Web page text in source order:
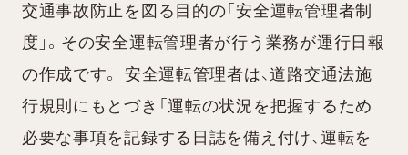
交通事故防止を図る目的の「安全運転管理者制
度」。その安全運転管理者が行う業務が運行日報
の作成です。 安全運転管理者は、道路交通法施
行規則にもとづき「運転の状況を把握するため
必要な事項を記録する日誌を備え付け、運転を